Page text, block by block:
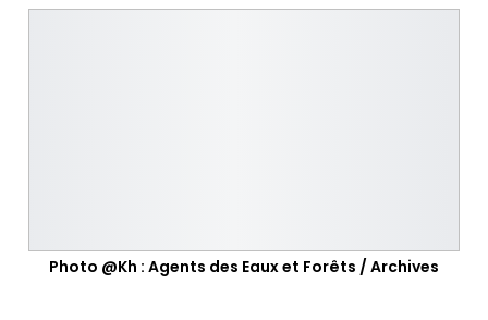
Photo @Kh : Agents des Eaux et Forêts / Archives